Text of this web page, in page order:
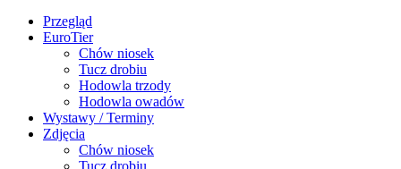
Przegląd
EuroTier
Chów niosek
Tucz drobiu
Hodowla trzody
Hodowla owadów
Wystawy / Terminy
Zdjęcia
Chów niosek